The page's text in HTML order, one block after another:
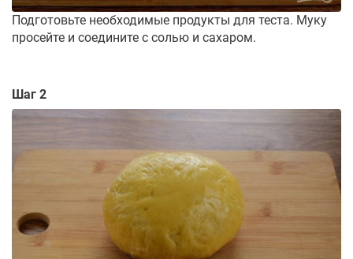
Подготовьте необходимые продукты для теста. Муку
просейте и соедините с солью и сахаром.
Шаг 2